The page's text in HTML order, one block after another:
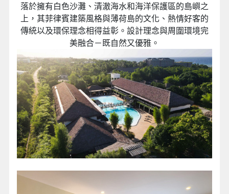
落於擁有白色沙灘、清澈海水和海洋保護區的島嶼之
上，其菲律賓建築風格與薄荷島的文化、熱情好客的
傳統以及環保理念相得益彰。設計理念與周圍環境完
美融合－既自然又優雅。